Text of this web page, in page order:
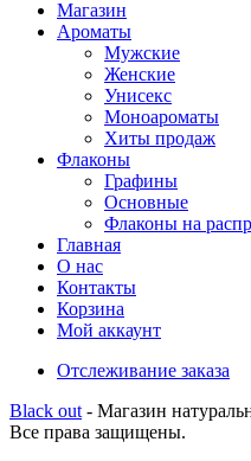
Магазин
Ароматы
Мужские
Женские
Унисекс
Моноароматы
Хиты продаж
Флаконы
Графины
Основные
Флаконы на
Главная
О нас
Контакты
Корзина
Мой аккаунт
Отслеживание заказа
Black out - Магазин
Все права защищены.